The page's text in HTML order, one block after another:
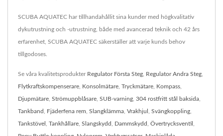
SCUBA AQUATEC har tillhandahållit sina kunder med högkvalitativ
dykutrustning och -utrustning, både med avancerad teknik och 42 års
erfarenhet, SCUBA AQUATEC säkerställer att varje kunds behov
tillgodoses.
Se våra kvalitetsprodukter Regulator Första Steg Regulator Andra Steg
Flytkraftskompenserare Konsolmätare Tryckmätare Kompass
Djupmätare Strömuppblåsare SUB-varning 304 rostfritt stål baksida
Tankband Fjäderfena rem Slangklämma Vrakhjul Svängkoppling
Tankstövel Tankhållare Slangskydd Dammskydd Övertrycksventil